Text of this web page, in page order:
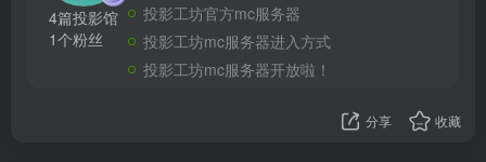
4篇投影馆
1个粉丝
投影工坊官方mc服务器
投影工坊mc服务器进入方式
投影工坊mc服务器开放啦！
分享 收藏